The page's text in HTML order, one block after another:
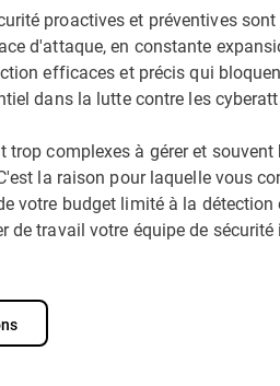
proactives et préventives
d'attaque, en constante
efficaces et précis qui
dans la lutte contre les
trop complexes à gérer et
la raison pour laquelle vous
votre budget limité à la détection
de travail votre équipe de